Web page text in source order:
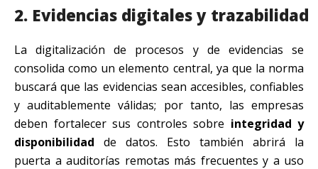
2. Evidencias digitales y trazabilidad
La digitalización de procesos y de evidencias se
consolida como un elemento central, ya que la norma
buscará que las evidencias sean accesibles, confiables
y auditablemente válidas; por tanto, las empresas
deben fortalecer sus controles sobre integridad y
disponibilidad de datos. Esto también abrirá la
puerta a auditorías remotas más frecuentes y a uso